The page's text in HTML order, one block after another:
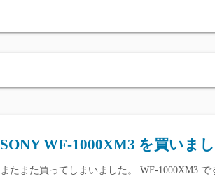
SONY WF-1000XM3 を買いま
またまた買ってしまいました。 WF-1000XM3